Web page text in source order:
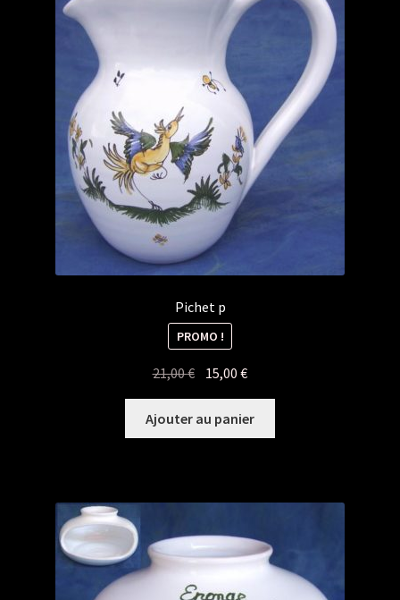
Pichet p
PROMO !
21,00€ Le
initial
était :
15,00€Le
actuel
est :
Ajouter au panier